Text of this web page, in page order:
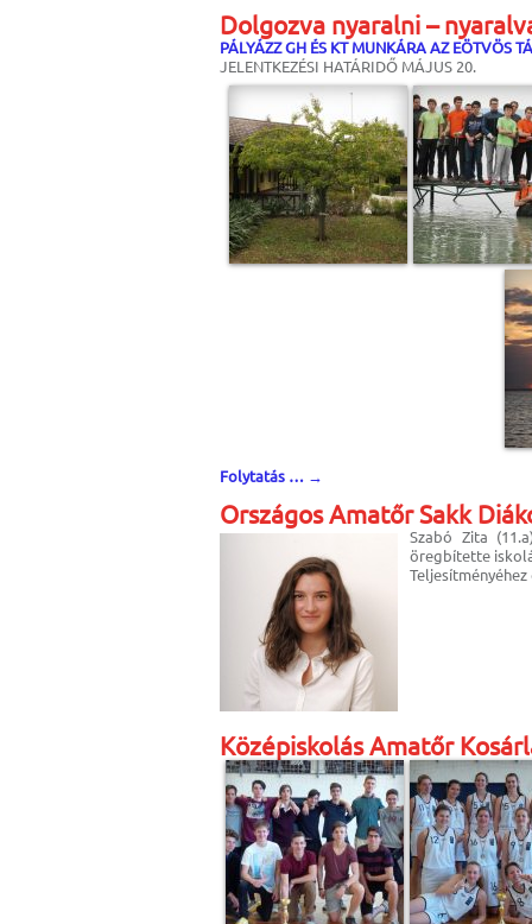
Dolgozva nyaralni –
PÁLYÁZZ GH ÉS KT MUNKÁRA AZ EÖTVÖS
JELENTKEZÉSI HATÁRIDŐ MÁJUS 20.
Folytatás … →
Országos Amatőr Sakk
Szabó Zita
öregbítette
Középiskolás Amatőr